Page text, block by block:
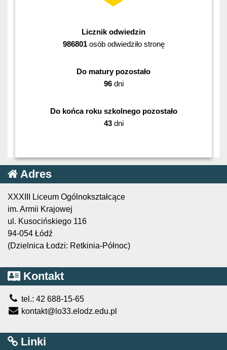
Licznik odwiedzin
986801osób odwiedziło stronę
Do matury pozostało
96dni
Do końca roku szkolnego pozostało
43dni
Adres
XXXIII Liceum Ogólnokształcące
im. Armii Krajowej
ul. Kusocińskiego 116
94-054 Łódź
(Dzielnica Łodzi: Retkinia-Północ)
Kontakt
tel.: 42 688-15-65
kontakt@lo33.elodz.edu.pl
Linki